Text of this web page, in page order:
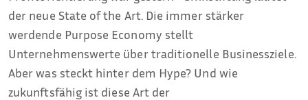
der neue State of the Art. Die immer stärker
werdende Purpose Economy stellt
Unternehmenswerte über traditionelle Businessziele.
Aber was steckt hinter dem Hype? Und wie
zukunftsfähig ist diese Art der